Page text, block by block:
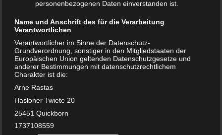
Knoblauch in der Schwangerschaft – gesund oder tabu?
personenbezogenen Daten einverstanden ist.
Name und Anschrift des für die Verarbeitung
Verantwortlichen
Verantwortlicher im Sinne der Datenschutz-
Grundverordnung, sonstiger in den Mitgliedstaaten der
Europäischen Union geltenden Datenschutzgesetze und
anderer Bestimmungen mit datenschutzrechtlichem
Charakter ist die:
Arne Rastas
Hasloher Twiete 20
25451 Quickborn
1737108559